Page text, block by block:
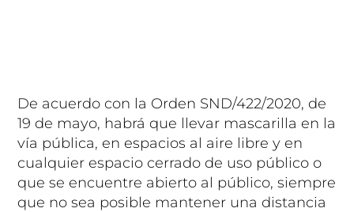
De acuerdo con la Orden SND/422/2020, de
19 de mayo, habrá que llevar mascarilla en la
vía pública, en espacios al aire libre y en
cualquier espacio cerrado de uso público o
que se encuentre abierto al público, siempre
que no sea posible mantener una distancia